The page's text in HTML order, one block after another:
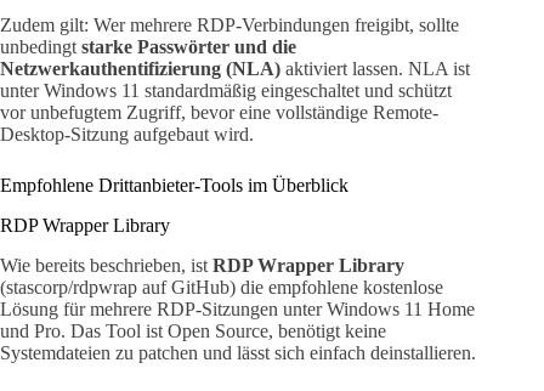
Zudem gilt: Wer mehrere RDP-Verbindungen freigibt, sollte
unbedingt starke Passwörter und die
Netzwerkauthentifizierung (NLA) aktiviert lassen. NLA ist
unter Windows 11 standardmäßig eingeschaltet und schützt
vor unbefugtem Zugriff, bevor eine vollständige Remote-
Desktop-Sitzung aufgebaut wird.
Empfohlene Drittanbieter-Tools im Überblick
RDP Wrapper Library
Wie bereits beschrieben, ist RDP Wrapper Library
(stascorp/rdpwrap auf GitHub) die empfohlene kostenlose
Lösung für mehrere RDP-Sitzungen unter Windows 11 Home
und Pro. Das Tool ist Open Source, benötigt keine
Systemdateien zu patchen und lässt sich einfach deinstallieren.